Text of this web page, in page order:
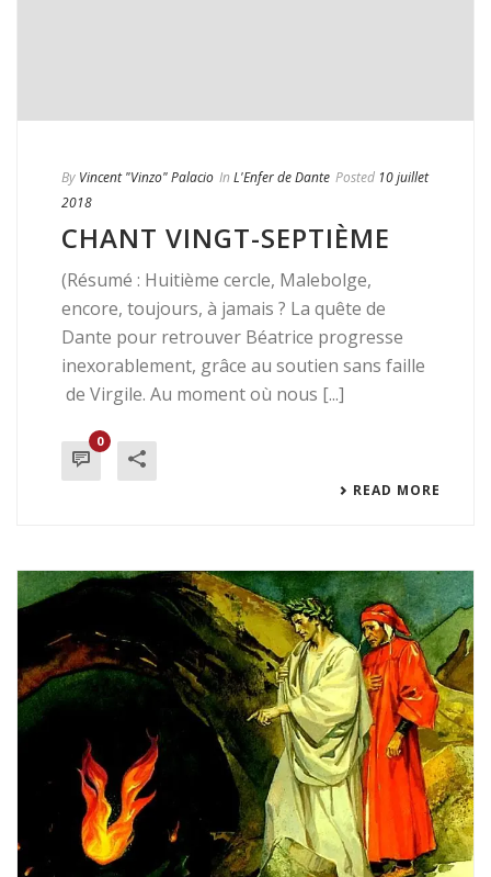
By Vincent "Vinzo" Palacio In L'Enfer de Dante Posted 10 juillet
2018
CHANT VINGT-SEPTIÈME
(Résumé : Huitième cercle, Malebolge,
encore, toujours, à jamais ? La quête de
Dante pour retrouver Béatrice progresse
inexorablement, grâce au soutien sans faille
de Virgile. Au moment où nous [...]
0
READ MORE